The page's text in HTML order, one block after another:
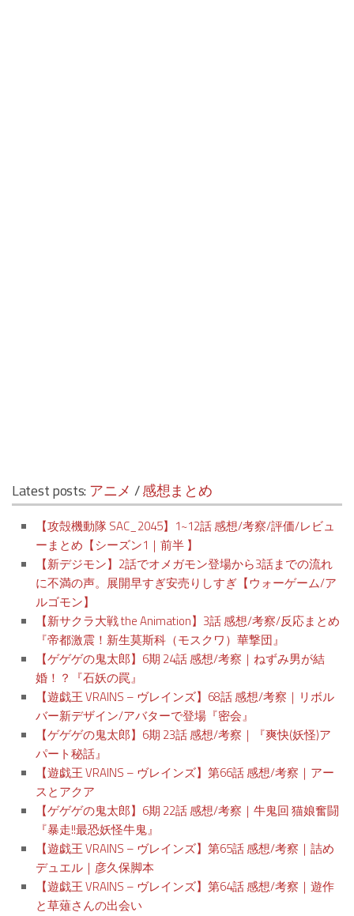
Latest posts: アニメ /感想まとめ
【攻殻機動隊 SAC_2045】1~12話 感想/考察/評価/レビュ
ーまとめ【シーズン1｜前半 】
【新デジモン】2話でオメガモン登場から3話までの流れ
に不満の声。展開早すぎ安売りしすぎ【ウォーゲーム/ア
ルゴモン】
【新サクラ大戦 the Animation】3話 感想/考察/反応まとめ
『帝都激震！新生莫斯科（モスクワ）華撃団』
【ゲゲゲの鬼太郎】6期 24話 感想/考察｜ねずみ男が結
婚！？『石妖の罠』
【遊戯王 VRAINS – ヴレインズ】68話 感想/考察｜リボル
バー新デザイン/アバターで登場『密会』
【ゲゲゲの鬼太郎】6期 23話 感想/考察｜『爽快(妖怪)ア
パート秘話』
【遊戯王 VRAINS – ヴレインズ】第66話 感想/考察｜アー
スとアクア
【ゲゲゲの鬼太郎】6期 22話 感想/考察｜牛鬼回 猫娘奮闘
『暴走!!最恐妖怪牛鬼』
【遊戯王 VRAINS – ヴレインズ】第65話 感想/考察｜詰め
デュエル｜彦久保脚本
【遊戯王 VRAINS – ヴレインズ】第64話 感想/考察｜遊作
と草薙さんの出会い